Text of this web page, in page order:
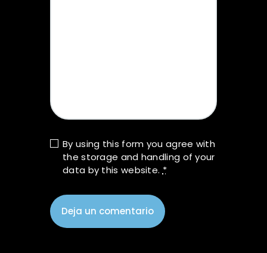
By using this form you agree with
the storage and handling of your
data by this website. *